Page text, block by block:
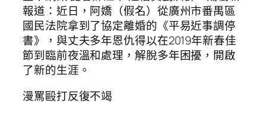
報道：近日，阿嬌（假名）從廣州市番禺區
國民法院拿到了協定離婚的《平易近事調停
書》，與丈夫多年恩仇得以在2019年新春佳
節到臨前夜溫和處理，解脫多年困擾，開啟
了新的生涯。
漫罵毆打反復不竭